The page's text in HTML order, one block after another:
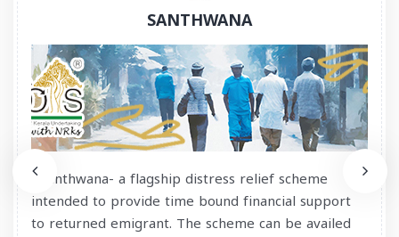
SANTHWANA
Santhwana- a flagship distress relief scheme
intended to provide time bound financial support
to returned emigrant. The scheme can be availed